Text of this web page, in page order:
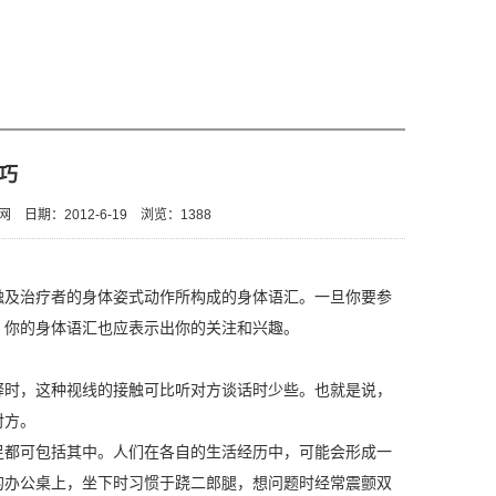
日期：2012-6-19 浏览： 1388
疗者的身体姿式动作所构成的身体语汇。一旦你要参
的身体语汇也应表示出你的关注和兴趣。
这种视线的接触可比听对方谈话时少些。也就是说，
。
包括其中。人们在各自的生活经历中，可能会形成一
公桌上，坐下时习惯于跷二郎腿，想问题时经常震颤双